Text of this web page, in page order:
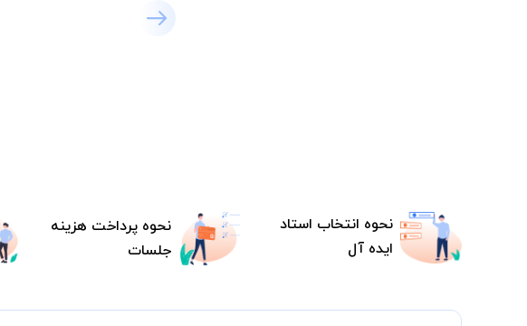
نحوه انتخاب استاد
ایده آل
نحوه پرداخت هزینه
جلسات